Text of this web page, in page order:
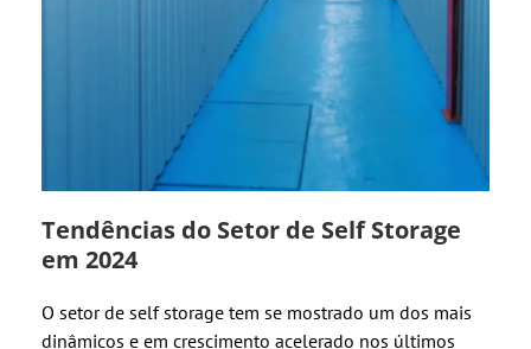
Tendências do Setor de Self Storage
em 2024
O setor de self storage tem se mostrado um dos mais
dinâmicos e em crescimento acelerado nos últimos